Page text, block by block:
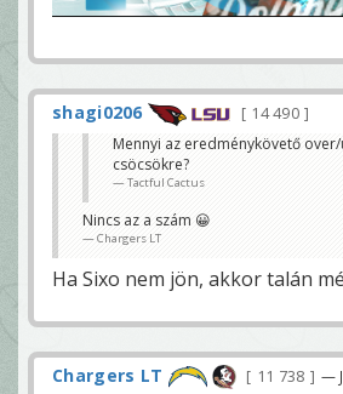
shagi0206
14 490
Mennyi az eredménykövető
csöcsökre?
Tactful Cactus
Nincs az a szám 😀
Chargers LT
Ha Sixo nem jön, akkor talán
Chargers LT 11 738
—